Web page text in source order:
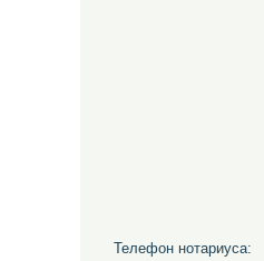
Телефон нотариуса: